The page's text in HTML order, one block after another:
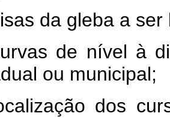
da gleba a ser
de nível à
ou municipal;
dos